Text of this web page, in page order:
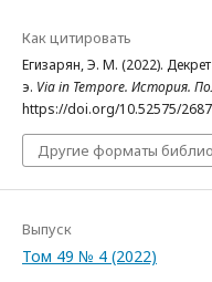
Как цитировать
Егизарян, Э. М. (2022).
э. Via in Tempore. История.
https://doi.org/10.52575/
Другие форматы
Выпуск
Том 49 № 4 (2022)